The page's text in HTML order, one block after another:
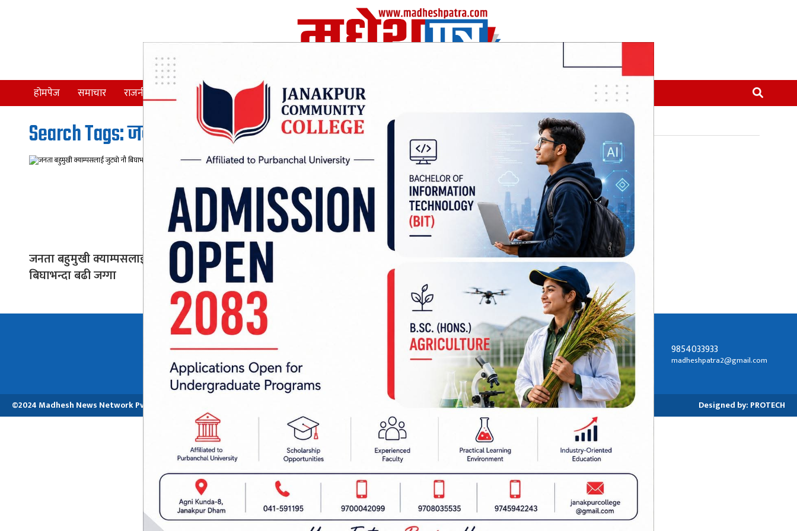
होमपेज समाचार राजनीति समाज देश विचार अर्थ/वाणिज शिक्षा थप
Search Tags: जनता माध्यमिक विद्यालय
जनता बहुमुखी क्याम्पसलाई जुट्यो नौ
बिघाभन्दा बढी जग्गा
अध्यक्ष तथा प्रबन्ध निर्देशक:
मनोजकुमार मोरबैता
हाम्रो टीम : सम्पर्क ठेगाना:
जनकपुरधाम-२, धनुषा
9854033933
madheshpatra2@gmail.com
©2024 Madhesh News Network Pvt. ltd | All Rights Reserved. Designed by: PROTECH